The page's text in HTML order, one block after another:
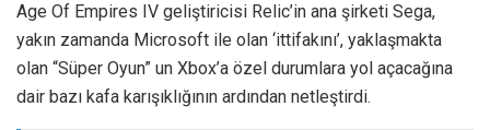
Age Of Empires IV geliştiricisi Relic’in ana şirketi Sega,
yakın zamanda Microsoft ile olan ‘ittifakını’, yaklaşmakta
olan “Süper Oyun” un Xbox’a özel durumlara yol açacağına
dair bazı kafa karışıklığının ardından netleştirdi.